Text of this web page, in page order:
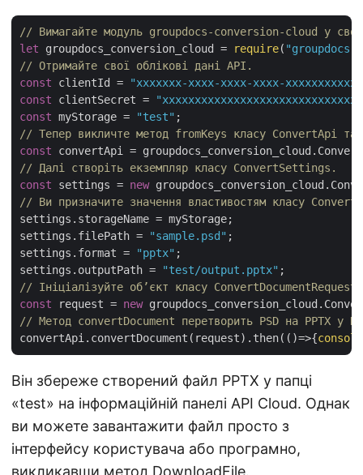
// Вимагайте модуль groupdocs-conversion-cloud у
let groupdocs_conversion_cloud = require(
// Отримайте свої облікові дані API.
const clientId =
"xxxxxxx-xxxx-xxxx-xxxx-
const clientSecret =
"xxxxxxxxxxxxxxxxxxxxxxxxxxxxxx"
const myStorage = "test"
// Тепер викличте метод fromKeys класу ConvertApi
const
// Далі створіть екземпляр класу ConvertSettings.
const settings = new
// Ви призначите значення властивостям класу
settings.storageName = myStorage;
settings.filePath =
"sample.psd" ;
settings.format =
"pptx" ;
settings.outputPath =
"test/output.pptx"
// Ініціалізуйте об’єкт класу
const request = new
// Метод convertDocument перетворить PSD на PPTX у
convertApi.convertDocument(request).then( ()=>{console
Він збереже створений файл PPTX у папці
«test» на інформаційній панелі API Cloud. Однак
ви можете завантажити файл просто з
інтерфейсу користувача або програмно,
викликавши метод DownloadFile